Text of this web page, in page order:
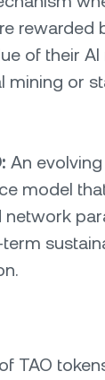
rewarded
of their
mining or
An
model
network
TAO